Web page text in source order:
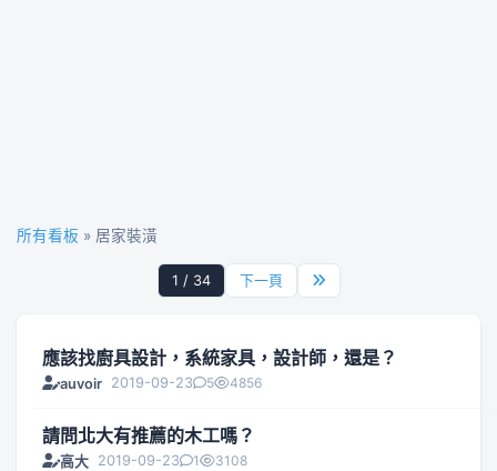
所有看板 » 居家裝潢
1 / 34 下一頁
應該找廚具設計，系統家具，設計師，還是？
auvoir 2019-09-23 5 4856
請問北大有推薦的木工嗎？
高大 2019-09-23 1 3108